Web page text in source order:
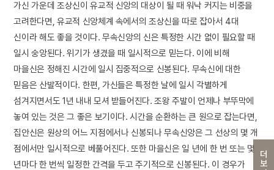
더보기
가신 가운데 조상신이 유교적 신앙의 대상이 될 때 워낙 커지는 비중을
고려한다면, 유교적 신앙체계 속에서의 조상신을 따로 잡아서 4대
신이라 해도 좋을 것이다. 무속신앙의 신은 특정한 시간 없이 필요할 때
일시 숭앙된다. 위기가 생겼을 때 일시적으로 믿는다. 이에 비해
마을신은 정해진 시간에 일시 집중적으로 신봉된다. 무속신에 대한
믿음은 산발적이다. 한편, 가신들은 특정한 날에 일시 각별하게
섬겨지면서도 1년 내내 모셔 받들어진다. 조왕 주발이 언제나 부뚜막에
놓여 있는 것은 그 좋은 보기이다. 시간을 순환하는 큰 원으로 잡는다면,
집안신은 원상의 어느 지점에서나 신봉되나 무속신앙은 그 선상의 몇 개
점에서만 일시적으로 베풀어진다. 또한 마을신은 일 년에 한 번 또는 몇
년마다 한 번씩 일정한 간격을 두고 주기적으로 신봉된다. 이 경우가